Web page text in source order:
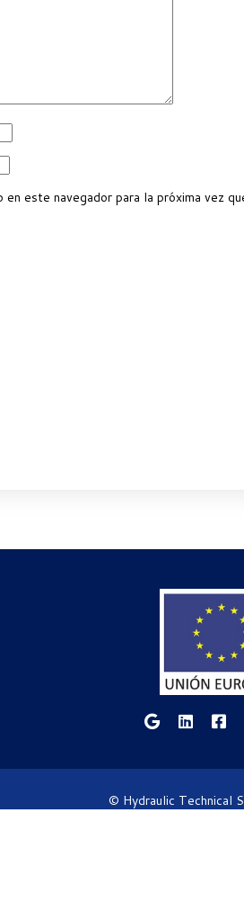
este navegador para la próxima vez
© Hydraulic Technical